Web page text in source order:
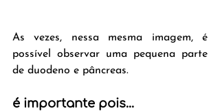
As vezes, nessa mesma imagem, é
possível observar uma pequena parte
de duodeno e pâncreas.
é importante pois...